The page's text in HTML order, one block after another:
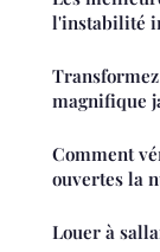
l'instabilité
magnifique
Comment
ouvertes la
Louer à